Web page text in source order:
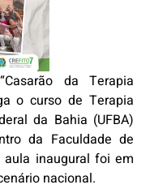
da Terapia
o curso de Terapia
da Bahia (UFBA)
da Faculdade de
aula inaugural foi em
nacional.